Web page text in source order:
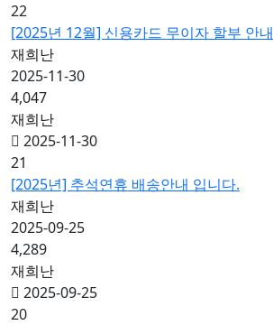
22
[2025년 12월] 신용카드 무이자 할부 안내
재희난
2025-11-30
4,047
재희난
2025-11-30
21
[2025년] 추석연휴 배송안내 입니다.
재희난
2025-09-25
4,289
재희난
2025-09-25
20